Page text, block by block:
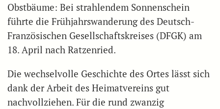
Obstbäume: Bei strahlendem Sonnenschein
führte die Frühjahrswanderung des Deutsch-
Französischen Gesellschaftskreises (DFGK) am
18. April nach Ratzenried.
Die wechselvolle Geschichte des Ortes lässt sich
dank der Arbeit des Heimatvereins gut
nachvollziehen. Für die rund zwanzig